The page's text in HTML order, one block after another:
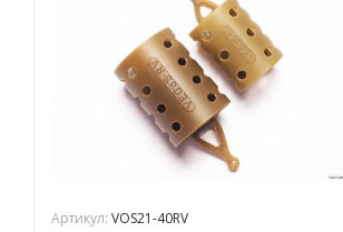
Артикул: VOS21-40RV